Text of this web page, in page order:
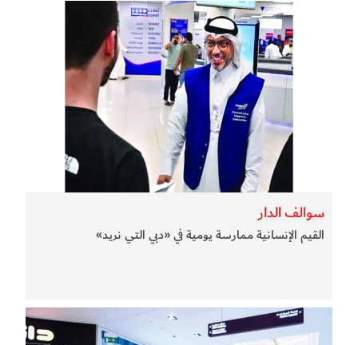
سوالف الدار
القيم الإنسانية ممارسة يومية في «دبي التي نريد»